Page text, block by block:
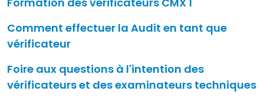
Comment effectuer la Audit en tant que
vérificateur
Foire aux questions à l'intention des
vérificateurs et des examinateurs techniques